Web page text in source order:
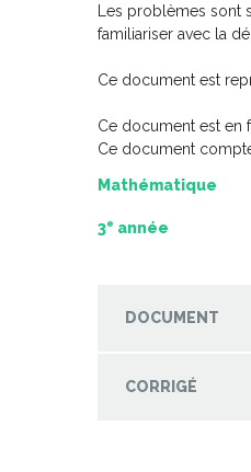
Les problèmes
familiariser avec la
Ce document est
Ce document est en
Ce document
Mathématique
3e année
DOCUMENT
CORRIGÉ